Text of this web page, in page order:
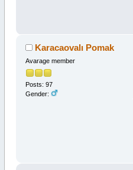
Karacaovalı Pomak
Avarage member
Posts: 97
Gender: